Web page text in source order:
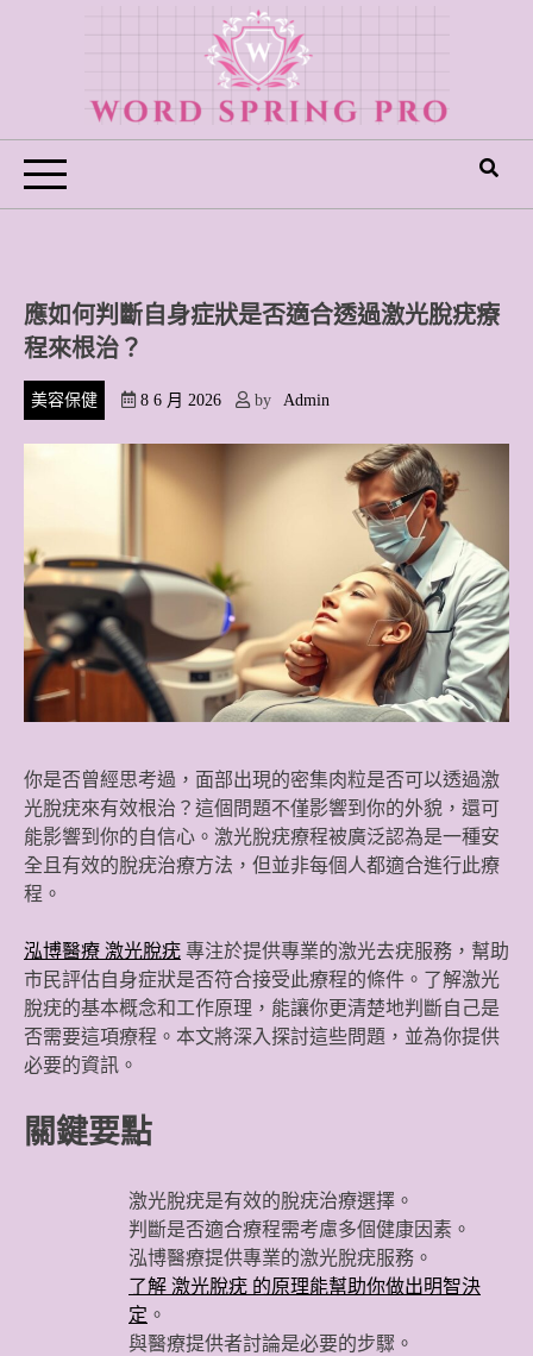
Word Spring Pro
應如何判斷自身症狀是否適合透過激光脫疣療
程來根治？
美容保健 8 6 月 2026 by Admin
你是否曾經思考過，面部出現的密集肉粒是否可以透過激
光脫疣來有效根治？這個問題不僅影響到你的外貌，還可
能影響到你的自信心。激光脫疣療程被廣泛認為是一種安
全且有效的脫疣治療方法，但並非每個人都適合進行此療
程。
泓博醫療 激光脫疣 專注於提供專業的激光去疣服務，幫助
市民評估自身症狀是否符合接受此療程的條件。了解激光
脫疣的基本概念和工作原理，能讓你更清楚地判斷自己是
否需要這項療程。本文將深入探討這些問題，並為你提供
必要的資訊。
關鍵要點
激光脫疣是有效的脫疣治療選擇。
判斷是否適合療程需考慮多個健康因素。
泓博醫療提供專業的激光脫疣服務。
了解 激光脫疣 的原理能幫助你做出明智決
定 。
與醫療提供者討論是必要的步驟。